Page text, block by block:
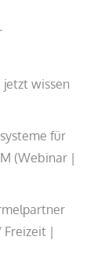
jetzt wissen
für
(Webinar |
Freizeit |